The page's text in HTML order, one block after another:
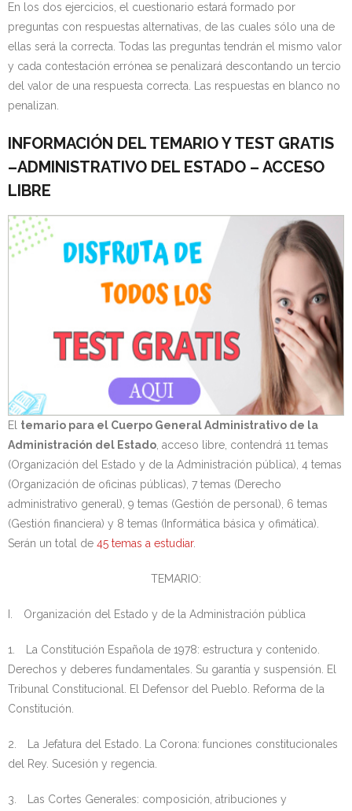
En los dos ejercicios, el cuestionario estará formado por
preguntas con respuestas alternativas, de las cuales sólo una de
ellas será la correcta. Todas las preguntas tendrán el mismo valor
y cada contestación errónea se penalizará descontando un tercio
del valor de una respuesta correcta. Las respuestas en blanco no
penalizan.
INFORMACIÓN DEL TEMARIO Y TEST GRATIS
–ADMINISTRATIVO DEL ESTADO – ACCESO
LIBRE
El temario para el Cuerpo General Administrativo de la
Administración del Estado, acceso libre, contendrá 11 temas
(Organización del Estado y de la Administración pública), 4 temas
(Organización de oficinas públicas), 7 temas (Derecho
administrativo general), 9 temas (Gestión de personal), 6 temas
(Gestión financiera) y 8 temas (Informática básica y ofimática).
Serán un total de 45 temas a estudiar.
TEMARIO:
I. Organización del Estado y de la Administración pública
1. La Constitución Española de 1978: estructura y contenido.
Derechos y deberes fundamentales. Su garantía y suspensión. El
Tribunal Constitucional. El Defensor del Pueblo. Reforma de la
Constitución.
2. La Jefatura del Estado. La Corona: funciones constitucionales
del Rey. Sucesión y regencia.
3. Las Cortes Generales: composición, atribuciones y